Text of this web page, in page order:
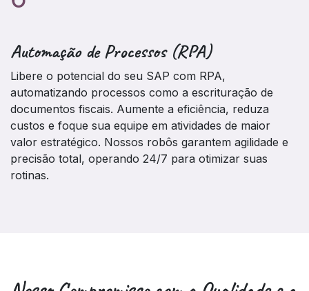
Automação de Processos (RPA)
Libere o potencial do seu SAP com RPA,
automatizando processos como a escrituração de
documentos fiscais. Aumente a eficiência, reduza
custos e foque sua equipe em atividades de maior
valor estratégico. Nossos robôs garantem agilidade e
precisão total, operando 24/7 para otimizar suas
rotinas.